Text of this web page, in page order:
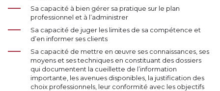
Sa capacité à bien gérer sa pratique sur le plan
professionnel et à l’administrer
Sa capacité de juger les limites de sa compétence et
d’en informer ses clients
Sa capacité de mettre en œuvre ses connaissances, ses
moyens et ses techniques en constituant des dossiers
qui documentent la cueillette de l’information
importante, les avenues disponibles, la justification des
choix professionnels, leur conformité avec les objectifs